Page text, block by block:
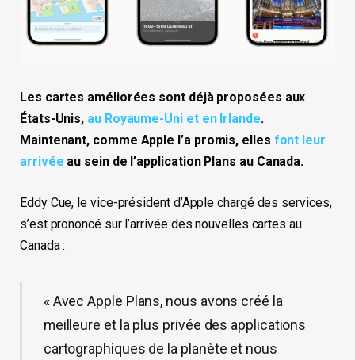
Les cartes améliorées sont déjà proposées aux
États-Unis, au Royaume-Uni et en Irlande.
Maintenant, comme Apple l’a promis, elles font leur
arrivée au sein de l’application Plans au Canada.
Eddy Cue, le vice-président d’Apple chargé des services,
s’est prononcé sur l’arrivée des nouvelles cartes au
Canada :
« Avec Apple Plans, nous avons créé la
meilleure et la plus privée des applications
cartographiques de la planète et nous